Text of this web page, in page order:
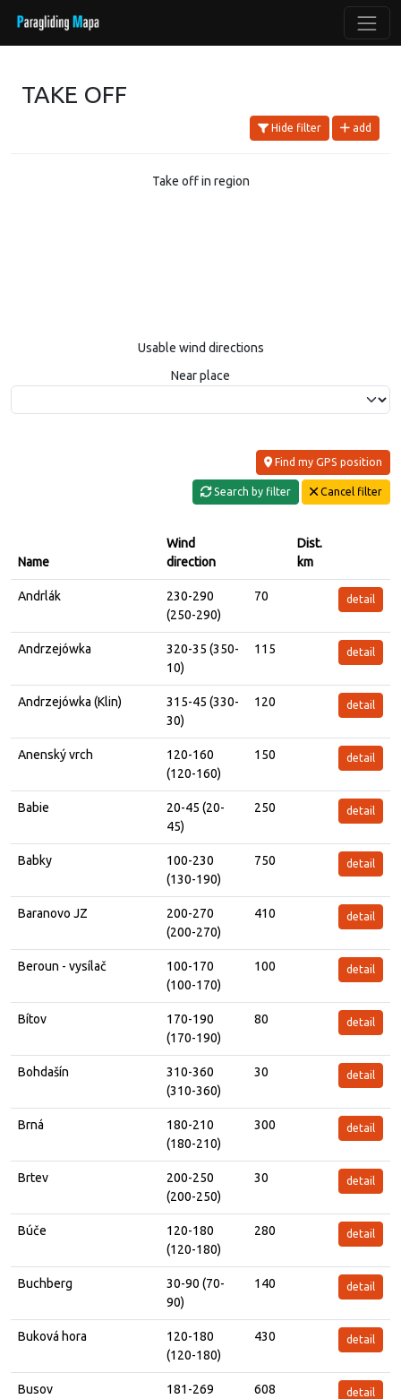
TAKE OFF
Hide filter add
Take off in region
Usable wind directions
Near place
Find my GPS position
Search by filter Cancel filter
Name
Wind
direction
Dist.
km
Andrlák
230-290
(250-290)
70 detail
Andrzejówka
320-35 (350-
10)
115 detail
Andrzejówka (Klin)
315-45 (330-
30)
120 detail
Anenský vrch
120-160
(120-160)
150 detail
Babie
20-45 (20-
45)
250 detail
Babky
100-230
(130-190)
750 detail
Baranovo JZ
200-270
(200-270)
410 detail
Beroun - vysílač
100-170
(100-170)
100 detail
Bítov
170-190
(170-190)
80 detail
Bohdašín
310-360
(310-360)
30 detail
Brná
180-210
(180-210)
300 detail
Brtev
200-250
(200-250)
30 detail
Búče
120-180
(120-180)
280 detail
Buchberg
30-90 (70-
90)
140 detail
Buková hora
120-180
(120-180)
430 detail
Busov
181-269
608 detail